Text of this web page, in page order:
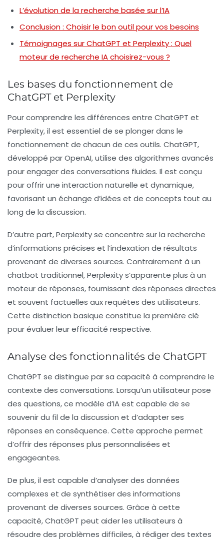
L’évolution de la recherche basée sur l’IA
Conclusion : Choisir le bon outil pour vos besoins
Témoignages sur ChatGPT et Perplexity : Quel
moteur de recherche IA choisirez-vous ?
Les bases du fonctionnement de
ChatGPT et Perplexity
Pour comprendre les différences entre ChatGPT et
Perplexity, il est essentiel de se plonger dans le
fonctionnement de chacun de ces outils. ChatGPT,
développé par OpenAI, utilise des algorithmes avancés
pour engager des conversations fluides. Il est conçu
pour offrir une interaction naturelle et dynamique,
favorisant un échange d’idées et de concepts tout au
long de la discussion.
D’autre part,Perplexityse concentre sur la recherche
d’informations précises et l’indexation de résultats
provenant de diverses sources. Contrairement à un
chatbot traditionnel,Perplexitys’apparente plus à un
moteur de réponses, fournissant des réponses directes
et souvent factuelles aux requêtes des utilisateurs.
Cette distinction basique constitue la première clé
pour évaluer leur efficacité respective.
Analyse des fonctionnalités de ChatGPT
ChatGPT se distingue par sa capacité à comprendre le
contexte des conversations. Lorsqu’un utilisateur pose
des questions, ce modèle d’IA est capable de se
souvenir du fil de la discussion et d’adapter ses
réponses en conséquence. Cette approche permet
d’offrir des réponses plus personnalisées et
engageantes.
De plus, il est capable d’analyser des données
complexes et de synthétiser des informations
provenant de diverses sources. Grâce à cette
capacité,ChatGPT peut aider les utilisateurs à
résoudre des problèmes difficiles, à rédiger des textes